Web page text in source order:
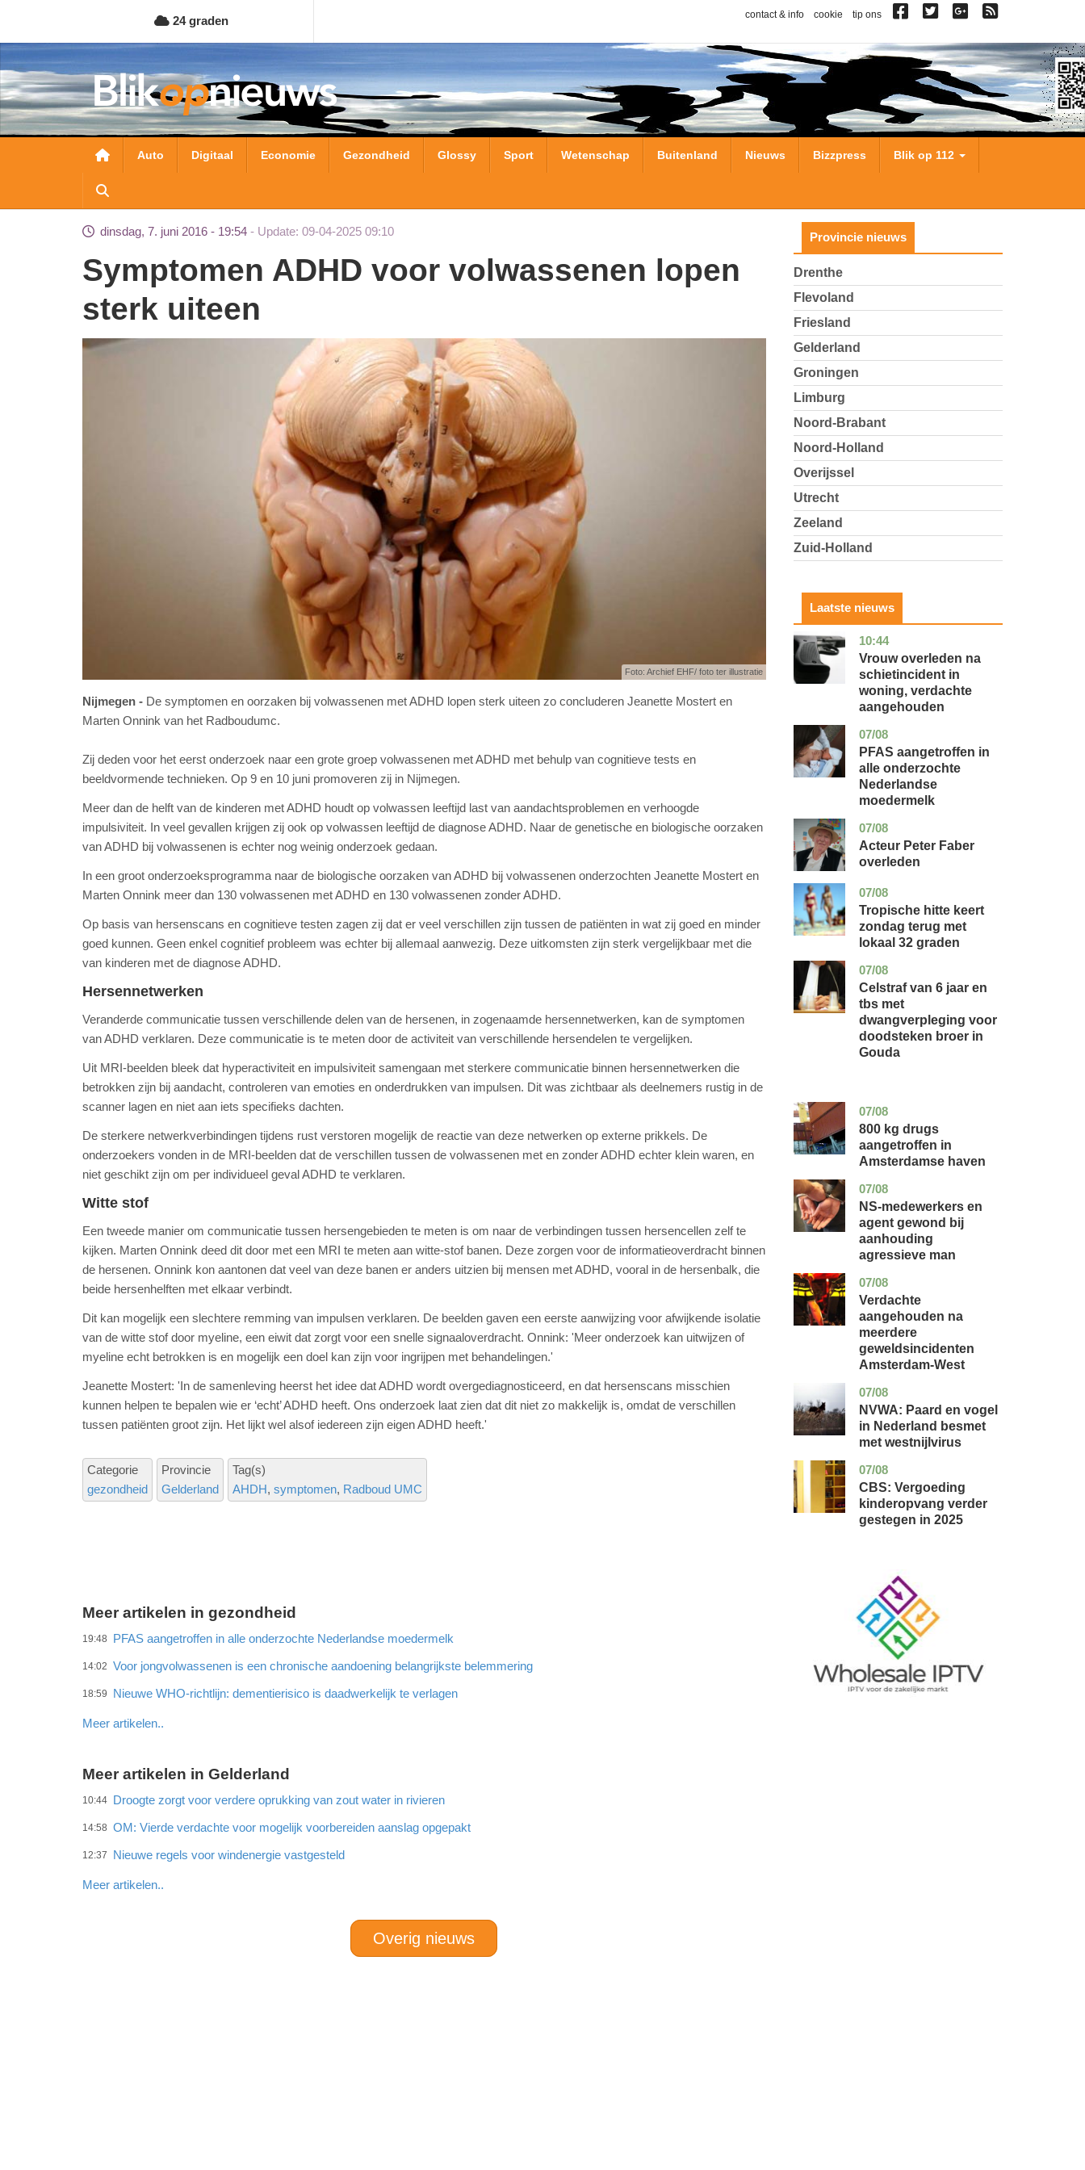
naar
de
inhoud
gaan
24 graden contact & info cookie tip ons
Hoofdnavigatie
Auto Digitaal Economie Gezondheid Glossy Sport Wetenschap Buitenland Nieuws Bizzpress Blik op 112
dinsdag, 7. juni 2016 - 19:54 Update: 09-04-2025 09:10
Symptomen ADHD voor volwassenen lopen
sterk uiteen
Foto: Archief EHF/ foto ter illustratie
Nijmegen
De symptomen en oorzaken bij volwassenen met ADHD lopen sterk uiteen zo concluderen Jeanette Mostert en
Marten Onnink van het Radboudumc.
Zij deden voor het eerst onderzoek naar een grote groep volwassenen met ADHD met behulp van cognitieve tests en
beeldvormende technieken. Op 9 en 10 juni promoveren zij in Nijmegen.
Meer dan de helft van de kinderen met ADHD houdt op volwassen leeftijd last van aandachtsproblemen en verhoogde
impulsiviteit. In veel gevallen krijgen zij ook op volwassen leeftijd de diagnose ADHD. Naar de genetische en biologische oorzaken
van ADHD bij volwassenen is echter nog weinig onderzoek gedaan.
In een groot onderzoeksprogramma naar de biologische oorzaken van ADHD bij volwassenen onderzochten Jeanette Mostert en
Marten Onnink meer dan 130 volwassenen met ADHD en 130 volwassenen zonder ADHD.
Op basis van hersenscans en cognitieve testen zagen zij dat er veel verschillen zijn tussen de patiënten in wat zij goed en minder
goed kunnen. Geen enkel cognitief probleem was echter bij allemaal aanwezig. Deze uitkomsten zijn sterk vergelijkbaar met die
van kinderen met de diagnose ADHD.
Hersennetwerken
Veranderde communicatie tussen verschillende delen van de hersenen, in zogenaamde hersennetwerken, kan de symptomen
van ADHD verklaren. Deze communicatie is te meten door de activiteit van verschillende hersendelen te vergelijken.
Uit MRI-beelden bleek dat hyperactiviteit en impulsiviteit samengaan met sterkere communicatie binnen hersennetwerken die
betrokken zijn bij aandacht, controleren van emoties en onderdrukken van impulsen. Dit was zichtbaar als deelnemers rustig in de
scanner lagen en niet aan iets specifieks dachten.
De sterkere netwerkverbindingen tijdens rust verstoren mogelijk de reactie van deze netwerken op externe prikkels. De
onderzoekers vonden in de MRI-beelden dat de verschillen tussen de volwassenen met en zonder ADHD echter klein waren, en
niet geschikt zijn om per individueel geval ADHD te verklaren.
Witte stof
Een tweede manier om communicatie tussen hersengebieden te meten is om naar de verbindingen tussen hersencellen zelf te
kijken. Marten Onnink deed dit door met een MRI te meten aan witte-stof banen. Deze zorgen voor de informatieoverdracht binnen
de hersenen. Onnink kon aantonen dat veel van deze banen er anders uitzien bij mensen met ADHD, vooral in de hersenbalk, die
beide hersenhelften met elkaar verbindt.
Dit kan mogelijk een slechtere remming van impulsen verklaren. De beelden gaven een eerste aanwijzing voor afwijkende isolatie
van de witte stof door myeline, een eiwit dat zorgt voor een snelle signaaloverdracht. Onnink: 'Meer onderzoek kan uitwijzen of
myeline echt betrokken is en mogelijk een doel kan zijn voor ingrijpen met behandelingen.'
Jeanette Mostert: 'In de samenleving heerst het idee dat ADHD wordt overgediagnosticeerd, en dat hersenscans misschien
kunnen helpen te bepalen wie er ‘echt’ ADHD heeft. Ons onderzoek laat zien dat dit niet zo makkelijk is, omdat de verschillen
tussen patiënten groot zijn. Het lijkt wel alsof iedereen zijn eigen ADHD heeft.'
Categorie
gezondheid
Provincie
Gelderland
Tag(s)
AHDH symptomen Radboud UMC
Meer artikelen in gezondheid
19:48 PFAS aangetroffen in alle onderzochte Nederlandse moedermelk
14:02 Voor jongvolwassenen is een chronische aandoening belangrijkste belemmering
18:59 Nieuwe WHO-richtlijn: dementierisico is daadwerkelijk te verlagen
Meer artikelen..
Meer artikelen in Gelderland
10:44 Droogte zorgt voor verdere oprukking van zout water in rivieren
14:58 OM: Vierde verdachte voor mogelijk voorbereiden aanslag opgepakt
12:37 Nieuwe regels voor windenergie vastgesteld
Meer artikelen..
Overig nieuws
Provincie nieuws
Drenthe
Flevoland
Friesland
Gelderland
Groningen
Limburg
Noord-Brabant
Noord-Holland
Overijssel
Utrecht
Zeeland
Zuid-Holland
Laatste nieuws
10:44
zuid-
holland
nieuws
Vrouw overleden na
schietincident in
woning, verdachte
aangehouden
07/08
utrecht
gezondheid
PFAS aangetroffen in
alle onderzochte
Nederlandse
moedermelk
07/08
noord-
holland
glossy
Acteur Peter Faber
overleden
07/08
utrecht
nieuws
Tropische hitte keert
zondag terug met
lokaal 32 graden
07/08
zuid-
holland
nieuws
Celstraf van 6 jaar en
tbs met
dwangverpleging voor
doodsteken broer in
Gouda
07/08
noord-
holland
nieuws
800 kg drugs
aangetroffen in
Amsterdamse haven
07/08
flevoland
nieuws
NS-medewerkers en
agent gewond bij
aanhouding
agressieve man
07/08
noord-
holland
nieuws
Verdachte
aangehouden na
meerdere
geweldsincidenten
Amsterdam-West
07/08
utrecht
nieuws
NVWA: Paard en vogel
in Nederland besmet
met westnijlvirus
07/08
zuid-
holland
economie
CBS: Vergoeding
kinderopvang verder
gestegen in 2025